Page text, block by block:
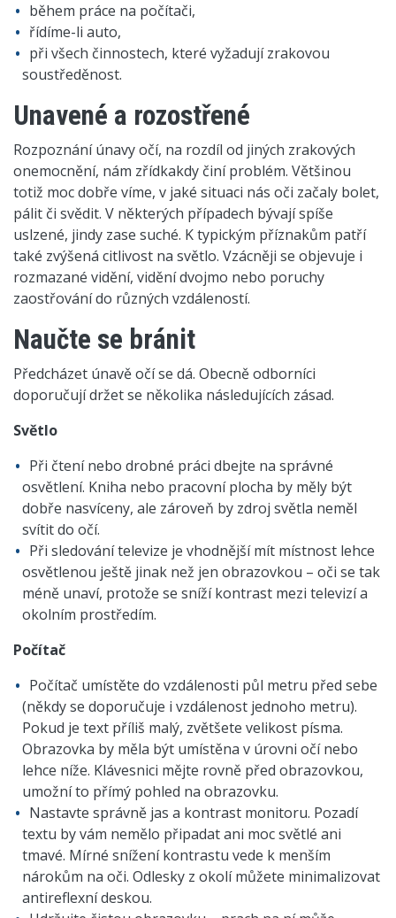
během práce na počítači,
řídíme-li auto,
při všech činnostech, které vyžadují zrakovou
soustředěnost.
Unavené a rozostřené
Rozpoznání únavy očí, na rozdíl od jiných zrakových
onemocnění, nám zřídkakdy činí problém. Většinou
totiž moc dobře víme, v jaké situaci nás oči začaly bolet,
pálit či svědit. V některých případech bývají spíše
uslzené, jindy zase suché. K typickým příznakům patří
také zvýšená citlivost na světlo. Vzácněji se objevuje i
rozmazané vidění, vidění dvojmo nebo poruchy
zaostřování do různých vzdáleností.
Naučte se bránit
Předcházet únavě očí se dá. Obecně odborníci
doporučují držet se několika následujících zásad.
Světlo
Při čtení nebo drobné práci dbejte na správné
osvětlení. Kniha nebo pracovní plocha by měly být
dobře nasvíceny, ale zároveň by zdroj světla neměl
svítit do očí.
Při sledování televize je vhodnější mít místnost lehce
osvětlenou ještě jinak než jen obrazovkou – oči se tak
méně unaví, protože se sníží kontrast mezi televizí a
okolním prostředím.
Počítač
Počítač umístěte do vzdálenosti půl metru před sebe
(někdy se doporučuje i vzdálenost jednoho metru).
Pokud je text příliš malý, zvětšete velikost písma.
Obrazovka by měla být umístěna v úrovni očí nebo
lehce níže. Klávesnici mějte rovně před obrazovkou,
umožní to přímý pohled na obrazovku.
Nastavte správně jas a kontrast monitoru. Pozadí
textu by vám nemělo připadat ani moc světlé ani
tmavé. Mírné snížení kontrastu vede k menším
nárokům na oči. Odlesky z okolí můžete minimalizovat
antireflexní deskou.